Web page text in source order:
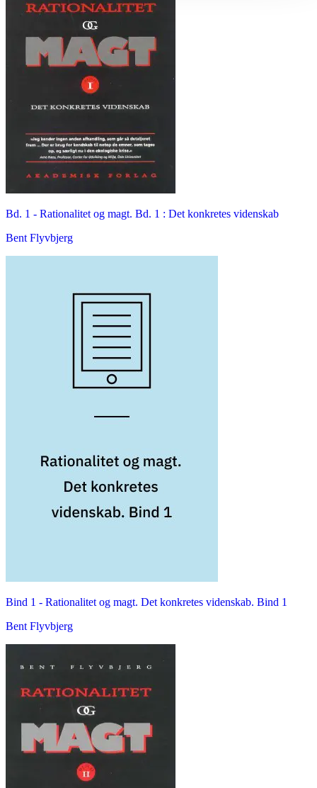
Bd. 1 - Rationalitet og magt. Bd. 1 : Det konkretes videnskab
Bent Flyvbjerg
Bind 1 - Rationalitet og magt. Det konkretes videnskab. Bind 1
Bent Flyvbjerg